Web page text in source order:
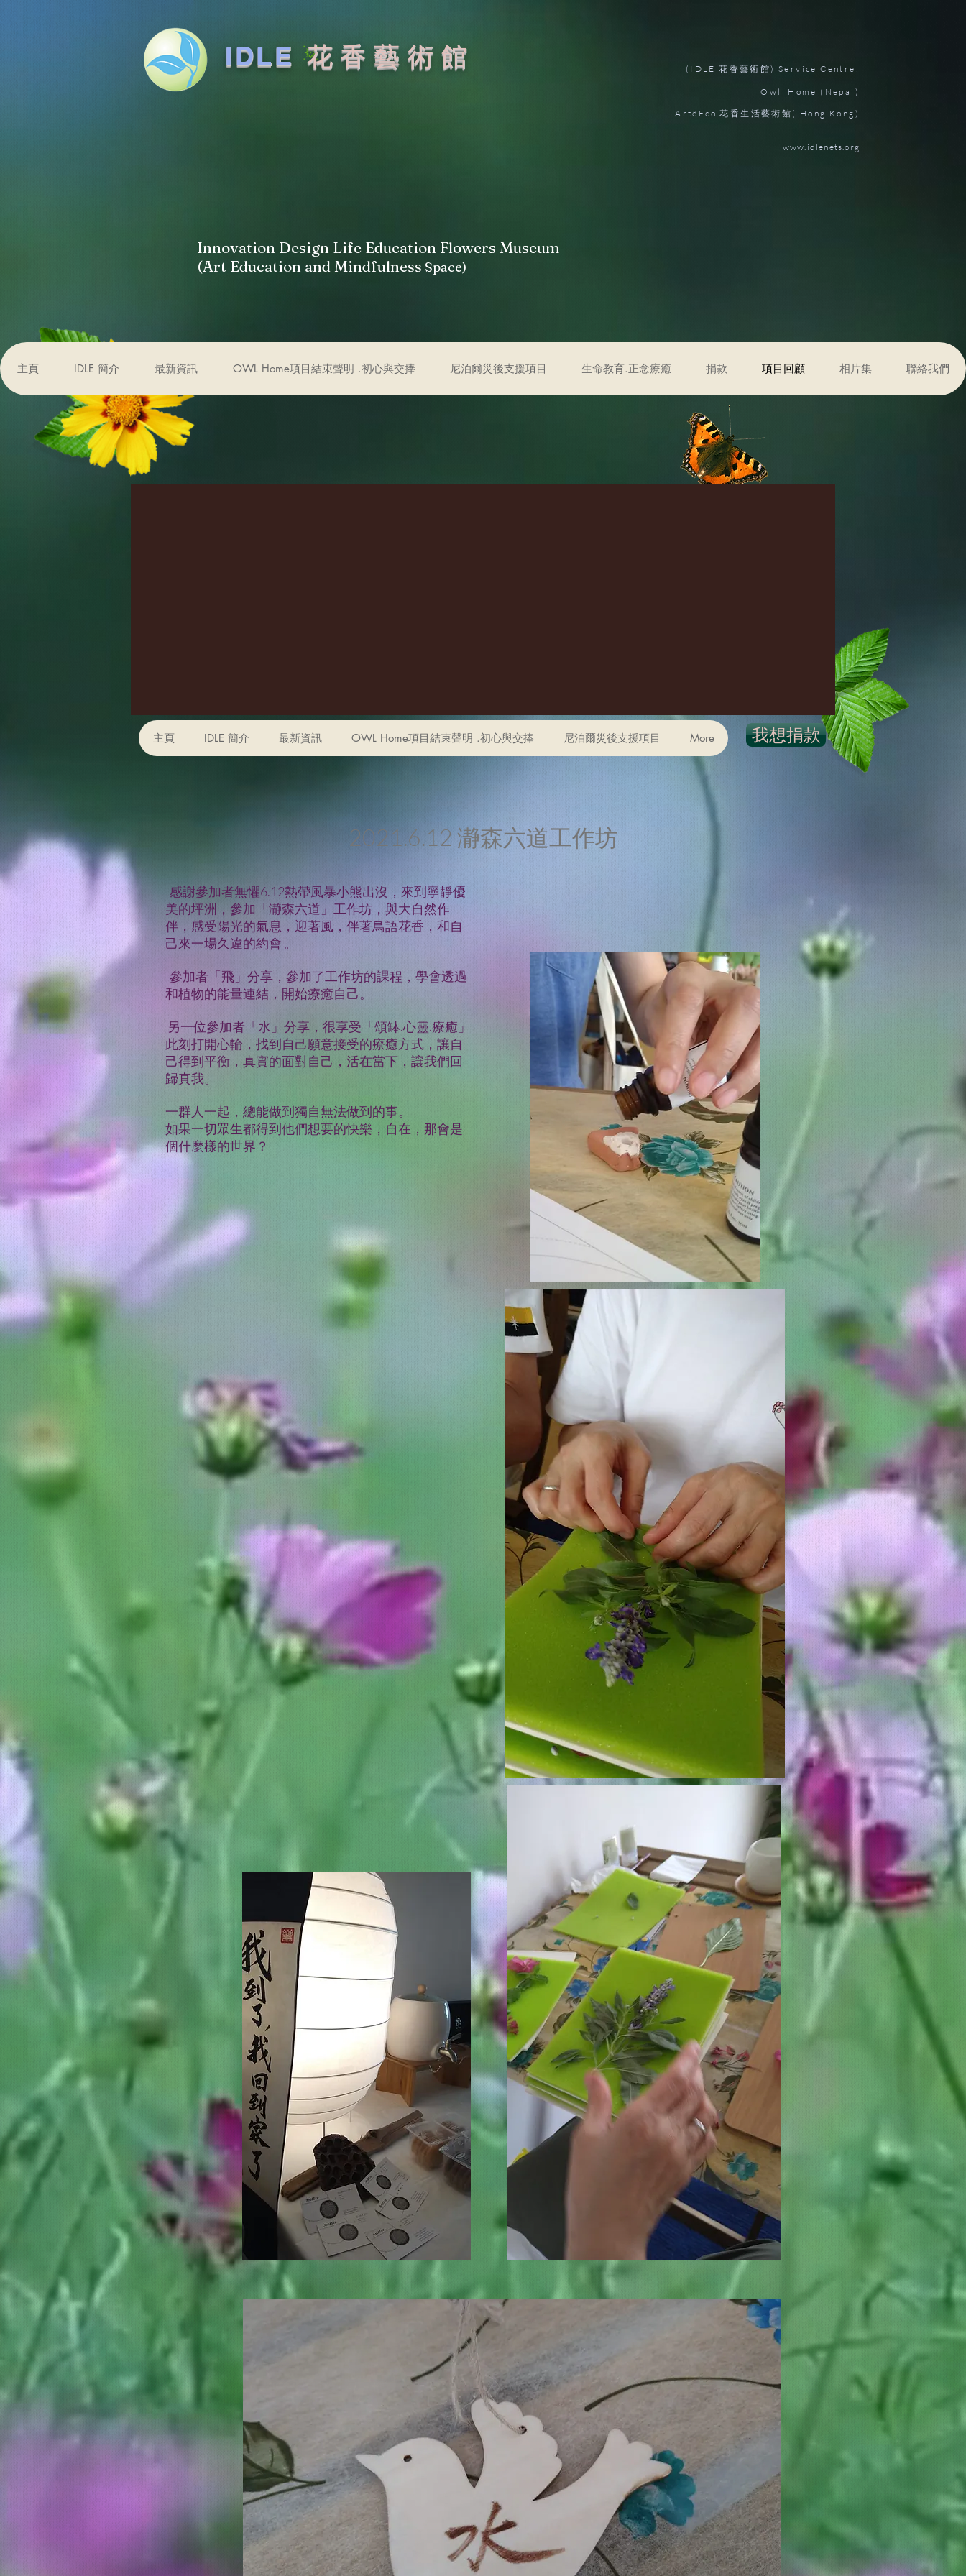
IDLE 花香藝術館 (IDLE 花香藝術館) Service Centre:
Owl Home (Nepal)
ArtêEco 花香生活藝術館( Hong Kong)
www.idlenets.org
Innovation Design Life Education Flowers Museum
(Art Education and Mindfulness Space)
主頁 IDLE 簡介 最新資訊 OWL Home項目結束聲明 .初心與交捧 尼泊爾災後支援項目 生命教育.正念療癒 捐款 項目回顧 相片集 聯絡我們
主頁 IDLE 簡介 最新資訊 OWL Home項目結束聲明 .初心與交捧 尼泊爾災後支援項目 More 我想捐款
2021.6.12 瀞森六道工作坊
感謝參加者無懼6.12熱帶風暴小熊出沒，來到寧靜優
美的坪洲，參加「瀞森六道」工作坊，與大自然作
伴，感受陽光的氣息，迎著風，伴著鳥語花香，和自
己來一場久違的約會 。
參加者「飛」分享，參加了工作坊的課程，學會透過
和植物的能量連結，開始療癒自己。
另一位參加者「水」分享，很享受「頌缽.心靈.療癒」
此刻打開心輪，找到自己願意接受的療癒方式，讓自
己得到平衡，真實的面對自己，活在當下，讓我們回
歸真我。
一群人一起，總能做到獨自無法做到的事。
如果一切眾生都得到他們想要的快樂，自在，那會是
個什麼樣的世界？